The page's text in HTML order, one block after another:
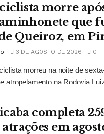
morre
que
Queiroz, em
3 DE AGOSTO DE 2026 0
morreu na noite de
atropelamento na Rodovia
completa
atrações em